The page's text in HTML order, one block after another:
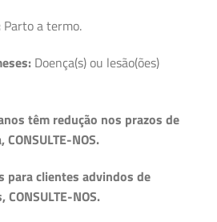
Parto a termo.
Doença(s) ou lesão(ões)
têm redução nos prazos de
NOS.
para clientes advindos de
NOS.